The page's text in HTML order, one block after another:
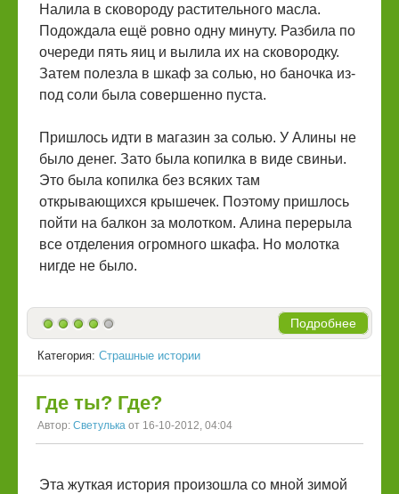
Налила в сковороду растительного масла.
Подождала ещё ровно одну минуту. Разбила по
очереди пять яиц и вылила их на сковородку.
Затем полезла в шкаф за солью, но баночка из-
под соли была совершенно пуста.
Пришлось идти в магазин за солью. У Алины не
было денег. Зато была копилка в виде свиньи.
Это была копилка без всяких там
открывающихся крышечек. Поэтому пришлось
пойти на балкон за молотком. Алина перерыла
все отделения огромного шкафа. Но молотка
нигде не было.
Подробнее
Категория: Страшные истории
Где ты? Где?
Автор: Светулька от 16-10-2012, 04:04
Эта жуткая история произошла со мной зимой